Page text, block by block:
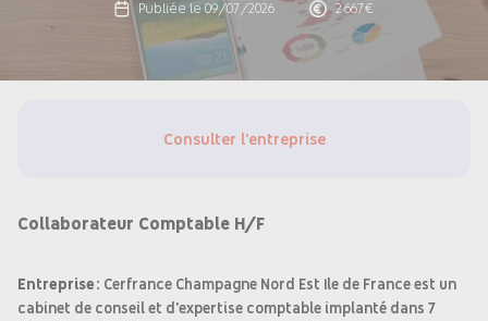
Publiée le 09/07/2026
2 667€
Consulter l'entreprise
Collaborateur Comptable H/F
Entreprise: Cerfrance Champagne Nord Est Ile de France est un
cabinet de conseil et d'expertise comptable implanté dans 7